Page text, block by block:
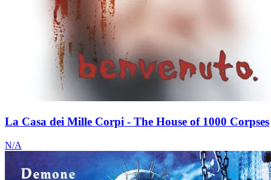
La Casa dei Mille Corpi - The House of 1000 Corpses
N/A